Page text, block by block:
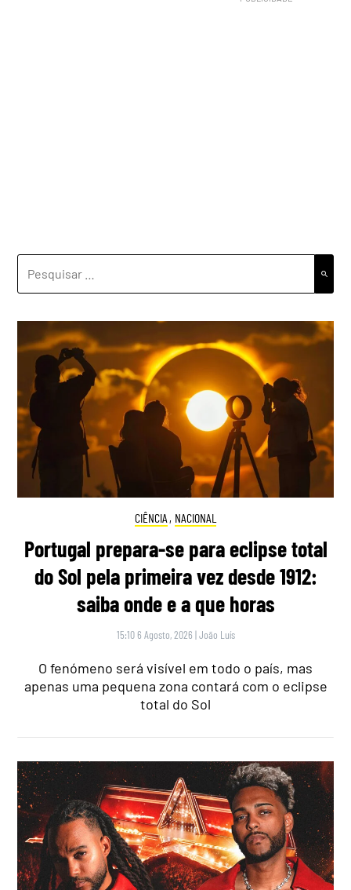
POR:
CIÊNCIA , NACIONAL
Portugal prepara-se para eclipse total
do Sol pela primeira vez desde 1912:
saiba onde e a que horas
15:10 6 Agosto, 2026 |João Luís
O fenómeno será visível em todo o país, mas
apenas uma pequena zona contará com o eclipse
total do Sol